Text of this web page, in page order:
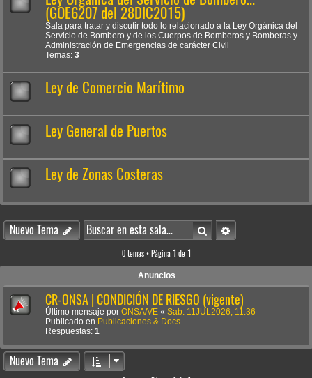
(GOE6207 del 28DIC2015)
Sala para tratar y discutir todo lo relacionado a la Ley Orgánica del
Servicio de Bombero y de los Cuerpos de Bomberos y Bomberas y
Administración de Emergencias de carácter Civil
Temas: 3
Ley de Comercio Marítimo
Ley General de Puertos
Ley de Zonas Costeras
Nuevo Tema BuscarBúsqueda avanzada
0 temas • Página 1 de 1
Anuncios
CR-ONSA | CONDICIÓN DE RIESGO (vigente)
Último mensaje por ONSA/VE « Sab. 11JUL2026, 11:36
Publicado en Publicaciones & Docs.
Respuestas: 1
Nuevo Tema